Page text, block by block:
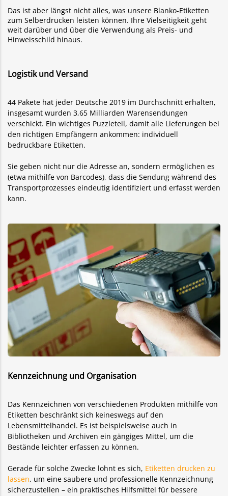
Das ist aber längst nicht alles, was unsere Blanko-Etiketten
zum Selberdrucken leisten können. Ihre Vielseitigkeit geht
weit darüber und über die Verwendung als Preis- und
Hinweisschild hinaus.
Logistik und Versand
44 Pakete hat jeder Deutsche 2019 im Durchschnitt erhalten,
insgesamt wurden 3,65 Milliarden Warensendungen
verschickt. Ein wichtiges Puzzleteil, damit alle Lieferungen bei
den richtigen Empfängern ankommen: individuell
bedruckbare Etiketten.
Sie geben nicht nur die Adresse an, sondern ermöglichen es
(etwa mithilfe von Barcodes), dass die Sendung während des
Transportprozesses eindeutig identifiziert und erfasst werden
kann.
Kennzeichnung und Organisation
Das Kennzeichnen von verschiedenen Produkten mithilfe von
Etiketten beschränkt sich keineswegs auf den
Lebensmittelhandel. Es ist beispielsweise auch in
Bibliotheken und Archiven ein gängiges Mittel, um die
Bestände leichter erfassen zu können.
Gerade für solche Zwecke lohnt es sich, Etiketten drucken zu
lassen, um eine saubere und professionelle Kennzeichnung
sicherzustellen – ein praktisches Hilfsmittel für bessere